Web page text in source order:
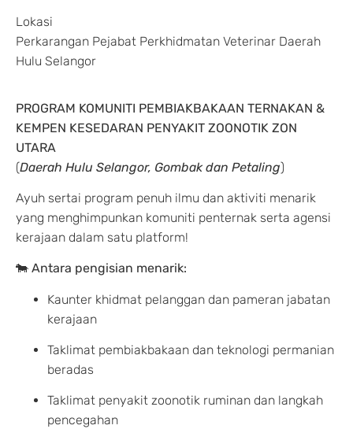
Lokasi
Perkarangan Pejabat Perkhidmatan Veterinar Daerah
Hulu Selangor
PROGRAM KOMUNITI PEMBIAKBAKAAN TERNAKAN &
KEMPEN KESEDARAN PENYAKIT ZOONOTIK ZON
UTARA
(Daerah Hulu Selangor, Gombak dan Petaling)
Ayuh sertai program penuh ilmu dan aktiviti menarik
yang menghimpunkan komuniti penternak serta agensi
kerajaan dalam satu platform!
🐄 Antara pengisian menarik:
Kaunter khidmat pelanggan dan pameran jabatan
kerajaan
Taklimat pembiakbakaan dan teknologi permanian
beradas
Taklimat penyakit zoonotik ruminan dan langkah
pencegahan